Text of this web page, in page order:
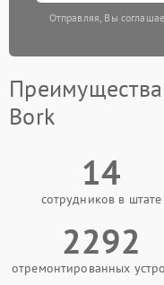
Отправляя, Вы
Bork
14
сотрудников в штате
2292
отремонтированных